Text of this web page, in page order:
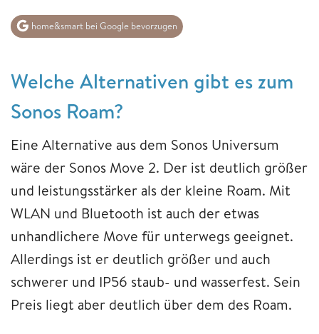
home&smart bei Google bevorzugen
Welche Alternativen gibt es zum
Sonos Roam?
Eine Alternative aus dem Sonos Universum
wäre der Sonos Move 2. Der ist deutlich größer
und leistungsstärker als der kleine Roam. Mit
WLAN und Bluetooth ist auch der etwas
unhandlichere Move für unterwegs geeignet.
Allerdings ist er deutlich größer und auch
schwerer und IP56 staub- und wasserfest. Sein
Preis liegt aber deutlich über dem des Roam.